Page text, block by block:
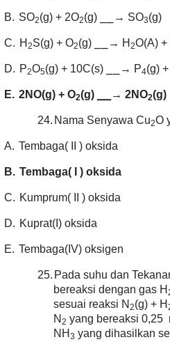
B. SO2(g) + 2O2(g) → SO3(g)
C. H 2S(g) + O2(g) → H 2O(A) +
D. P2O5(g) + 10C(s) → P4(g)
E. 2NO(g) + O2(g) → 2NO2(g)
24. Nama Senyawa Cu2O
A. Tembaga( II ) oksida
B. Tembaga( I ) oksida
C. Kumprum( II ) oksida
D. Kuprat(I) oksida
E. Tembaga(IV) oksigen
25. Pada suhu dan
bereaksi dengan gas H
sesuai reaksi N2(g) + H
N2 yang bereaksi 0,25
NH3 yang dihasilkan